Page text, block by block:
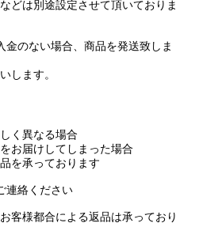
どは別途設定させて頂いておりま
のない場合、商品を発送致しま
します。
く異なる場合
お届けしてしまった場合
を承っております
連絡ください
客様都合による返品は承っており